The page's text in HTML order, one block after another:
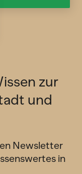
zur
und
Newsletter
in